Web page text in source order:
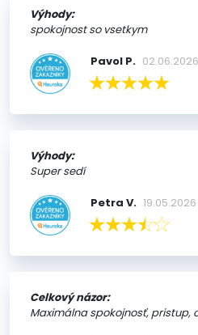
Výhody:
spokojnost so vsetkym
Pavol P. 02.06.2026
Výhody:
Super sedí
Petra V. 19.05.2026
Celkový názor:
Maximálna spokojnosť, pristup,